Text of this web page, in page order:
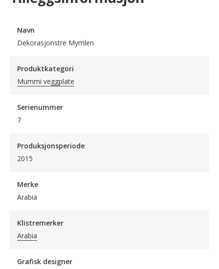
Navn
Dekorasjonstre Mymlen
Produktkategori
Mummi veggplate
Serienummer
7
Produksjonsperiode
2015
Merke
Arabia
Klistremerker
Arabia
Grafisk designer